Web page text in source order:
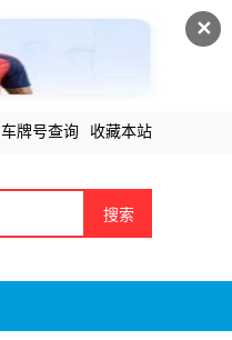
✕
车牌号查询 收藏本站
搜索